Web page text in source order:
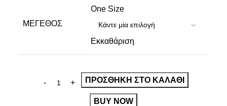
ΜΈΓΕΘΟΣ
One Size
Εκκαθάριση
ΠΡΟΣΘΉΚΗ ΣΤΟ ΚΑΛΆΘΙ
BUY NOW